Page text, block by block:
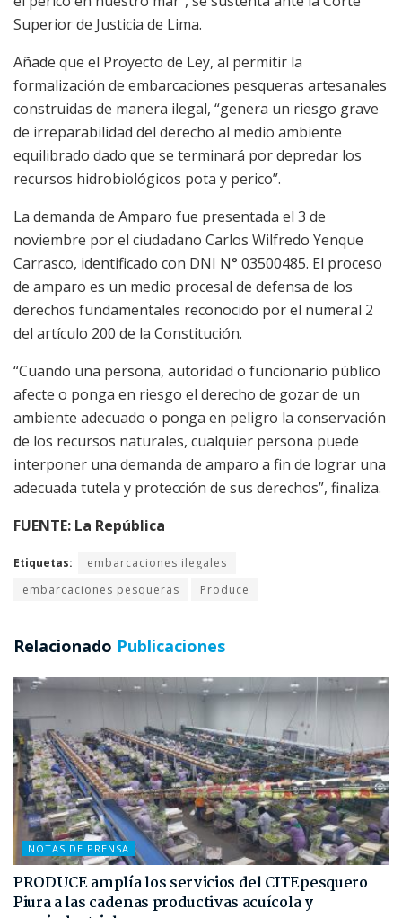
Superior de Justicia de Lima.
Añade que el Proyecto de Ley, al permitir la
formalización de embarcaciones pesqueras artesanales
construidas de manera ilegal, “genera un riesgo grave
de irreparabilidad del derecho al medio ambiente
equilibrado dado que se terminará por depredar los
recursos hidrobiológicos pota y perico”.
La demanda de Amparo fue presentada el 3 de
noviembre por el ciudadano Carlos Wilfredo Yenque
Carrasco, identificado con DNI N° 03500485. El proceso
de amparo es un medio procesal de defensa de los
derechos fundamentales reconocido por el numeral 2
del artículo 200 de la Constitución.
“Cuando una persona, autoridad o funcionario público
afecte o ponga en riesgo el derecho de gozar de un
ambiente adecuado o ponga en peligro la conservación
de los recursos naturales, cualquier persona puede
interponer una demanda de amparo a fin de lograr una
adecuada tutela y protección de sus derechos”, finaliza.
FUENTE: La República
Etiquetas:
embarcaciones ilegales
embarcaciones pesqueras
Produce
Relacionado Publicaciones
NOTAS DE PRENSA
PRODUCE amplía los servicios del CITEpesquero
Piura a las cadenas productivas acuícola y